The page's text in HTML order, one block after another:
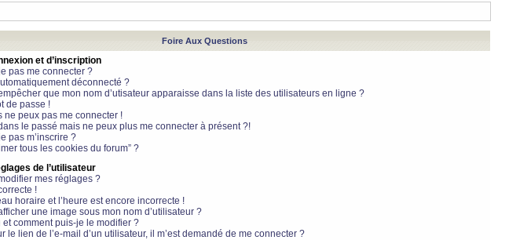
Foire Aux Questions
et d’inscription
pas me connecter ?
déconnecté ?
que mon nom d’utisateur apparaisse dans la liste des utilisateurs en ligne ?
de passe !
ne peux pas me connecter !
le passé mais ne peux plus me connecter à présent ?!
pas m’inscrire ?
tous les cookies du forum” ?
de l’utilisateur
mes réglages ?
!
horaire et l’heure est encore incorrecte !
une image sous mon nom d’utilisateur ?
et comment puis-je le modifier ?
le lien de l’e-mail d’un utilisateur, il m’est demandé de me connecter ?